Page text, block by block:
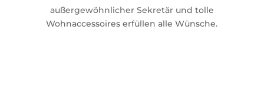
außergewöhnlicher Sekretär und tolle
Wohnaccessoires erfüllen alle Wünsche.